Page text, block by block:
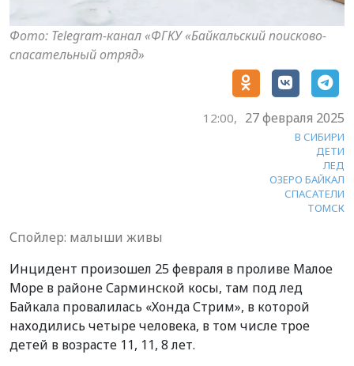
Фото: Telegram-канал «ФГКУ «Байкальский поисково-
спасательный отряд»
12:00, 27 февраля 2025
В СИБИРИ
ДЕТИ
ЛЕД
ОЗЕРО БАЙКАЛ
СПАСАТЕЛИ
ТОМСК
Спойлер: малыши живы
Инцидент произошел 25 февраля в проливе Малое
Море в районе Сарминской косы, там под лед
Байкала провалилась «Хонда Стрим», в которой
находились четыре человека, в том числе трое
детей в возрасте 11, 11, 8 лет.